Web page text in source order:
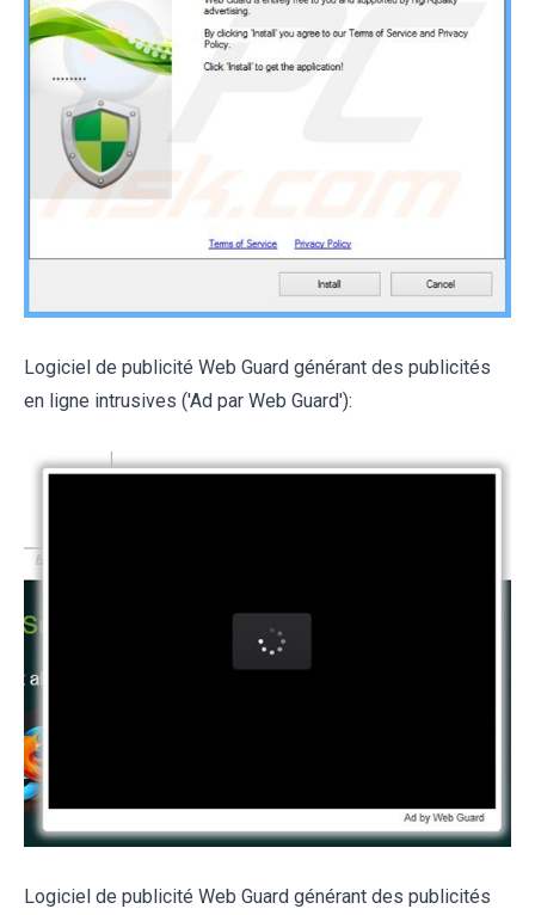
Logiciel de publicité Web Guard générant des publicités
en ligne intrusives ('Ad par Web Guard'):
Logiciel de publicité Web Guard générant des publicités